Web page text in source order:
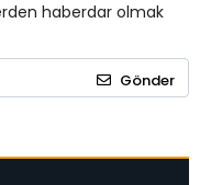
haberdar olmak
Gönder